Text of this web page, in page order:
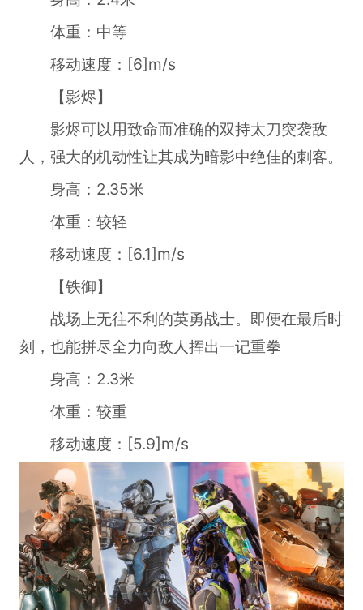
体重：中等
移动速度：[6]m/s
【影烬】
影烬可以用致命而准确的双持太刀突袭敌
人，强大的机动性让其成为暗影中绝佳的刺客。
身高：2.35米
体重：较轻
移动速度：[6.1]m/s
【铁御】
战场上无往不利的英勇战士。即便在最后时
刻，也能拼尽全力向敌人挥出一记重拳
身高：2.3米
体重：较重
移动速度：[5.9]m/s